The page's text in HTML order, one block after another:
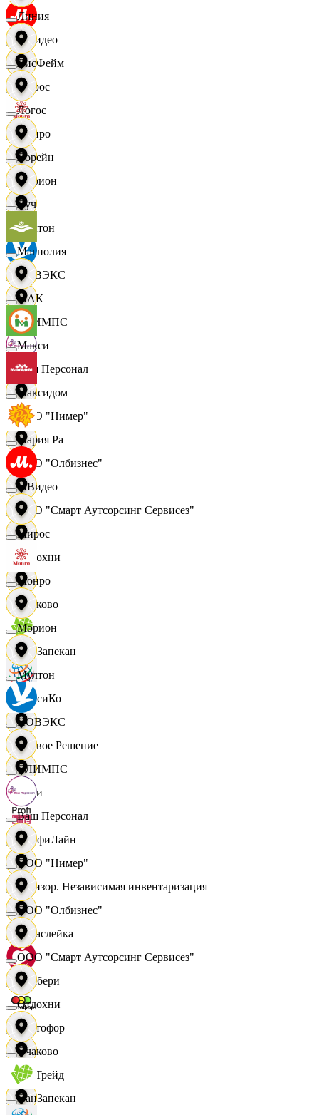
МВидео
Мирос
Монро
Морион
Мултон
НОВЭКС
ОЛИМПС
Ваш Персонал
ООО "Нимер"
ООО "Олбизнес"
ООО "Смарт Аутсорсинг Сервисез"
Отдохни
Очаково
ПанЗапекан
ПепсиКо
Первое Решение
Пери
ПрофиЛайн
Ревизор. Независимая инвентаризация
Саваслейка
Самбери
Светофор
СетТрейд
Линия
ЛисФейм
Логос
Лорейн
Луч
Магнолия
МАК
Макси
Максидом
Мария Ра
МВидео
Мирос
Монро
Морион
Мултон
НОВЭКС
ОЛИМПС
Ваш Персонал
ООО "Нимер"
ООО "Олбизнес"
ООО "Смарт Аутсорсинг Сервисез"
Отдохни
Очаково
ПанЗапекан